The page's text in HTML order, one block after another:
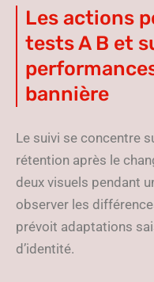
Les actions
tests A B et
bannière
Le suivi se concentre
rétention après le
deux visuels pendant
observer les
prévoit adaptations
d’identité.